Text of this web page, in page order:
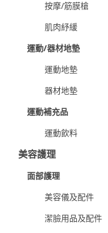
按摩/筋膜槍
肌肉紓緩
運動/器材地墊
運動地墊
器材地墊
運動補充品
運動飲料
美容護理
面部護理
美容儀及配件
潔臉用品及配件